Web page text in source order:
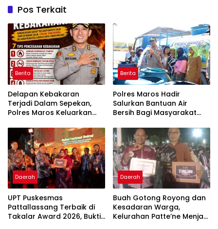
Pos Terkait
Berita
Delapan Kebakaran
Terjadi Dalam Sepekan,
Polres Maros Keluarkan
Masyarakat
Berita
Polres Maros Hadir
Salurkan Bantuan Air
Bersih Bagi Masyarakat
Di Maros
Daerah
UPT Puskesmas
Pattallassang Terbaik di
Takalar Award 2026, Bukti
Daerah
Buah Gotong Royong dan
Kesadaran Warga,
Kelurahan Patte’ne Menjadi